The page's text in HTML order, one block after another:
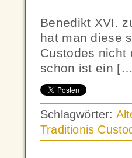
Benedikt XVI.
hat man diese
Custodes nicht
schon ist ein
Schlagwörter:
Traditionis